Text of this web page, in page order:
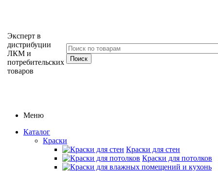
Эксперт в
дистрибуции
ЛКМ и
потребительских
товаров
Меню
Каталог
Краски
Краски для стен
Краски для потолков